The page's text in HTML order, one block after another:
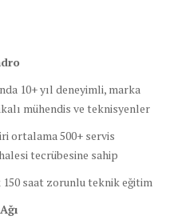
10+ yıl deneyimli, marka
mühendis ve teknisyenler
ortalama 500+ servis
tecrübesine sahip
150 saat zorunlu teknik eğitim